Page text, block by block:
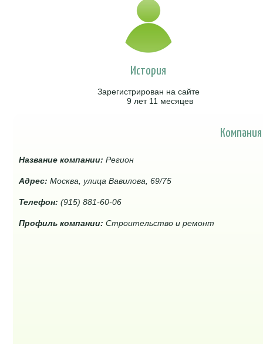
История
Зарегистрирован на сайте
9 лет 11 месяцев
Компания
Название компании: Регион
Адрес: Москва, улица Вавилова, 69/75
Телефон: (915) 881-60-06
Профиль компании: Строительство и ремонт